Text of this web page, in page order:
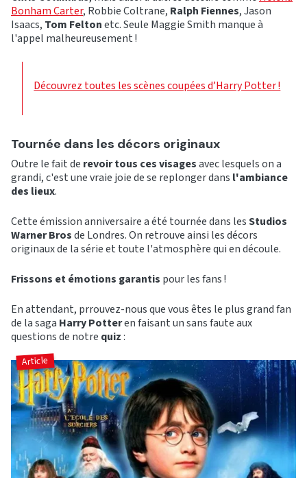
Bonham Carter, Robbie Coltrane, Ralph Fiennes, Jason
Isaacs, Tom Feltonetc. Seule Maggie Smith manque à
l'appel malheureusement !
Découvrez toutes les scènes coupées d’Harry Potter !
Tournée dans les décors originaux
Outre le fait de revoir tous ces visagesavec lesquels on a
grandi, c'est une vraie joie de se replonger dans l'ambiance
des lieux.
Cette émission anniversaire a été tournée dans lesStudios
Warner Brosde Londres. On retrouve ainsi les décors
originaux de la série et toute l'atmosphère qui en découle.
Frissons et émotions garantis pour les fans !
En attendant, prrouvez-nous que vous êtes le plus grand fan
de la saga Harry Potteren faisant un sans faute aux
questions de notre quiz:
Article